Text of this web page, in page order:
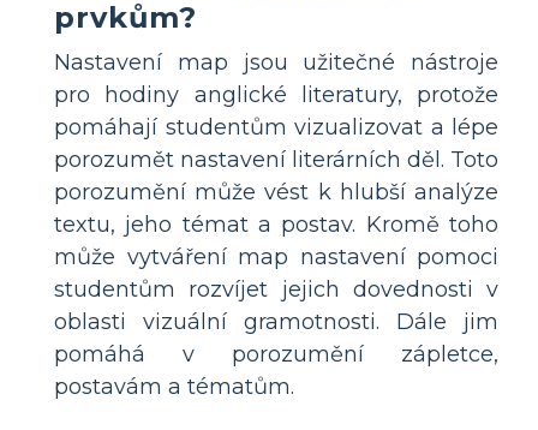
prvkům?
Nastavení map jsou užitečné nástroje
pro hodiny anglické literatury, protože
pomáhají studentům vizualizovat a lépe
porozumět nastavení literárních děl. Toto
porozumění může vést k hlubší analýze
textu, jeho témat a postav. Kromě toho
může vytváření map nastavení pomoci
studentům rozvíjet jejich dovednosti v
oblasti vizuální gramotnosti. Dále jim
pomáhá v porozumění zápletce,
postavám a tématům.